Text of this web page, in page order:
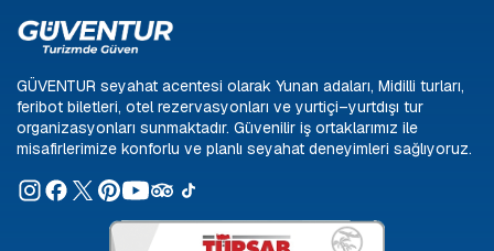
GÜVENTUR seyahat acentesi olarak Yunan adaları, Midilli turları,
feribot biletleri, otel rezervasyonları ve yurtiçi–yurtdışı tur
organizasyonları sunmaktadır. Güvenilir iş ortaklarımız ile
misafirlerimize konforlu ve planlı seyahat deneyimleri sağlıyoruz.